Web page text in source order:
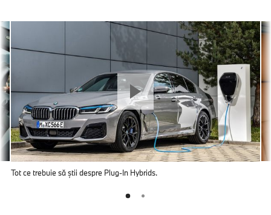
Tot ce trebuie să știi despre Plug-In Hybrids.